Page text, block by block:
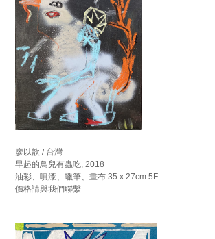
廖以歆 / 台灣
早起的鳥兒有蟲吃, 2018
油彩、噴漆、蠟筆、畫布 35 x 27cm 5F
價格請與我們聯繫